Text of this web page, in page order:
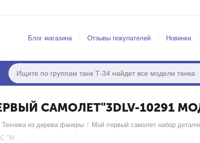
Блог магазина Отзывы покупателей Новинки
САМОЛЕТ"3DLV-10291
Техника из дерева фанеры / Мой первый самолет набор
ИЛ-2 самолет СССР из дерева серия МПС "Мой первый самолет" 3DLV-10291